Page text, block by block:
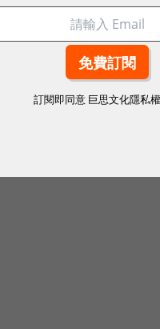
訂閱即同意 巨思文化隱私